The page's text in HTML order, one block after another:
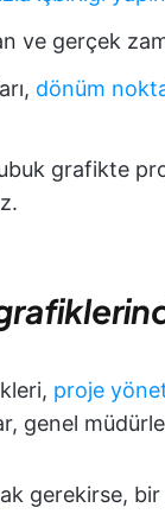
ve gerçek
dönüm
grafikte
proje
genel
gerekirse,